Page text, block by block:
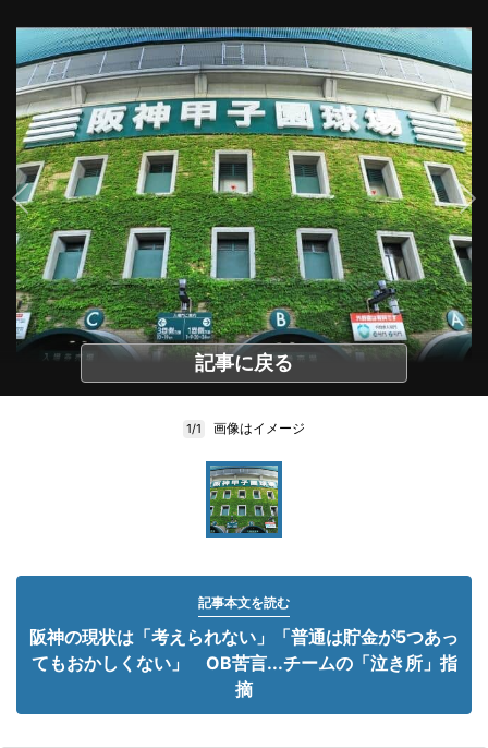
記事に戻る
1/1 画像はイメージ
記事本文を読む
阪神の現状は「考えられない」「普通は貯金が5つあっ
てもおかしくない」 OB苦言...チームの「泣き所」指
摘